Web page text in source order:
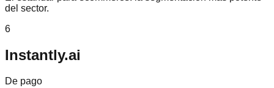
del sector.
6
Instantly.ai
De pago